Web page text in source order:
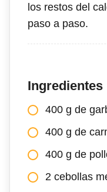
los restos del
paso a paso.
Ingredientes
400 g de
400 g de
400 g de
2 cebollas